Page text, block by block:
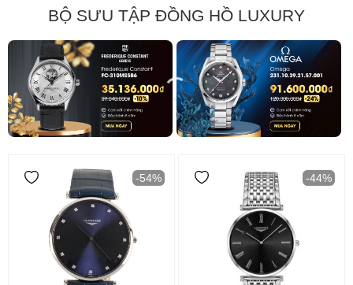
BỘ SƯU TẬP ĐỒNG HỒ LUXURY
-54% -44%